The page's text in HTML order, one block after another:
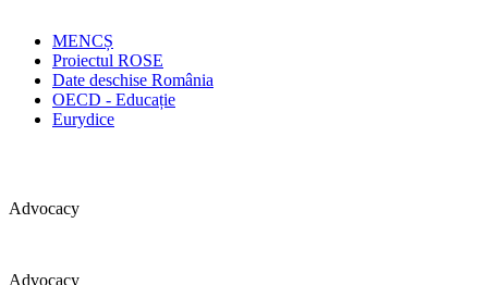
MENCȘ
Proiectul ROSE
Date deschise România
OECD - Educație
Eurydice
Advocacy
Advocacy